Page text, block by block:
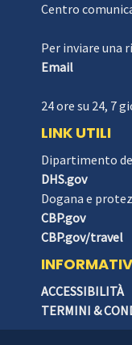
Centro
Per inviare una
Email
24 ore su 24, 7
LINK UTILI
Dipartimento
DHS.gov
Dogana e
CBP.gov
CBP.gov/travel
ACCESSIBILITÀ
TERMINI &